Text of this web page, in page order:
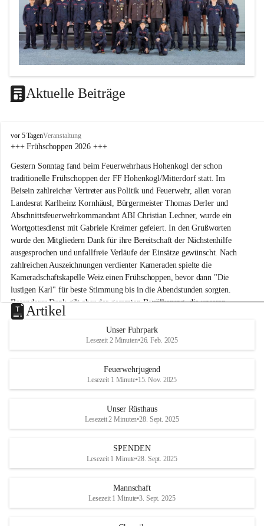
Aktuelle Beiträge
F
F
o
h
e
n
k
o
g
l
-
M
i
t
t
e
r
r
vor 5 TagenVeranstaltung
+++ Frühschoppen 2026 +++
Gestern Sonntag fand beim Feuerwehrhaus Hohenkogl der schon
traditionelle Frühschoppen der FF Hohenkogl/Mitterdorf statt. Im
Beisein zahlreicher Vertreter aus Politik und Feuerwehr, allen voran
Landesrat Karlheinz Kornhäusl, Bürgermeister Thomas Derler und
Abschnittsfeuerwehrkommandant ABI Christian Lechner, wurde ein
Wortgottesdienst mit Gabriele Kreimer gefeiert. In den Grußworten
wurde den Mitgliedern Dank für ihre Bereitschaft der Nächstenhilfe
ausgesprochen und unfallfreie Verläufe der Einsätze gewünscht. Nach
zahlreichen Auszeichnungen verdienter Kameraden spielte die
Kameradschaftskapelle Weiz einen Frühschoppen, bevor dann "Die
lustigen Karl" für beste Stimmung bis in die Abendstunden sorgten.
Besonderer Dank gilt aber der gesamten Bevölkerung, die unseren
Frühschoppen trotz hochsommerlichen Temperaturen besuchte. Der
Reinerlös des Festes kommt natürlich wieder der Verbesserung der
Ausrüstung und somit der Einsatzbereitschaft der FF
Hohenkogl/Mitterdorf zugute!
HERZLICHEN DANK FÜR IHREN BESUCH!
Artikel
Unser Fuhrpark
Lesezeit 2 Minuten•26. Feb. 2025
Feuerwehrjugend
Lesezeit 1 Minute•15. Nov. 2025
Unser Rüsthaus
Lesezeit 2 Minuten•28. Sept. 2025
SPENDEN
Lesezeit 1 Minute•28. Sept. 2025
Mannschaft
Lesezeit 1 Minute•3. Sept. 2025